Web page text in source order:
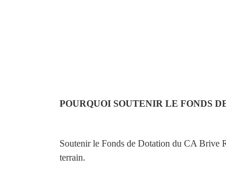
POURQUOI SOUTENIR LE FONDS
Soutenir le Fonds de Dotation du CA Brive
terrain.